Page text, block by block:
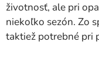
životnosť, ale pri
niekoľko sezón. Zo
taktiež potrebné pri